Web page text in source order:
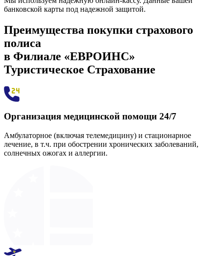
банковской карты под надежной защитой.
Преимущества покупки страхового
полиса
в Филиале «ЕВРОИНС»
Туристическое Страхование
Организация медицинской помощи 24/7
Амбулаторное (включая телемедицину) и стационарное
лечение, в т.ч. при обострении хронических заболеваний,
солнечных ожогах и аллергии.